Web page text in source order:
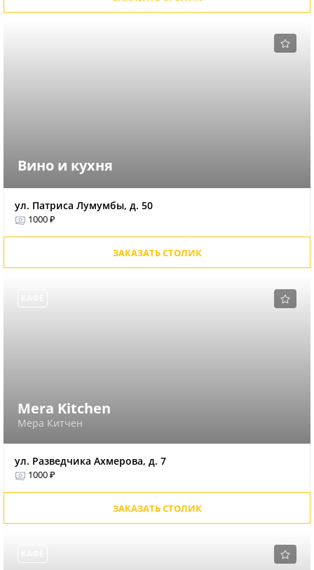
Вино и кухня
ул. Патриса Лумумбы, д. 50
1000 ₽
ЗАКАЗАТЬ СТОЛИК
Mera Kitchen
Мера Китчен
ул. Разведчика Ахмерова, д. 7
1000 ₽
ЗАКАЗАТЬ СТОЛИК